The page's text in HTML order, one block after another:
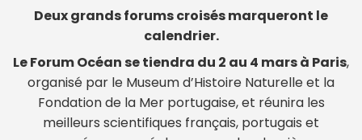
Deux grands forums croisés marqueront le
calendrier.
Le Forum Océan se tiendra du 2 au 4 mars à Paris,
organisé par le Museum d’Histoire Naturelle et la
Fondation de la Mer portugaise, et réunira les
meilleurs scientifiques français, portugais et